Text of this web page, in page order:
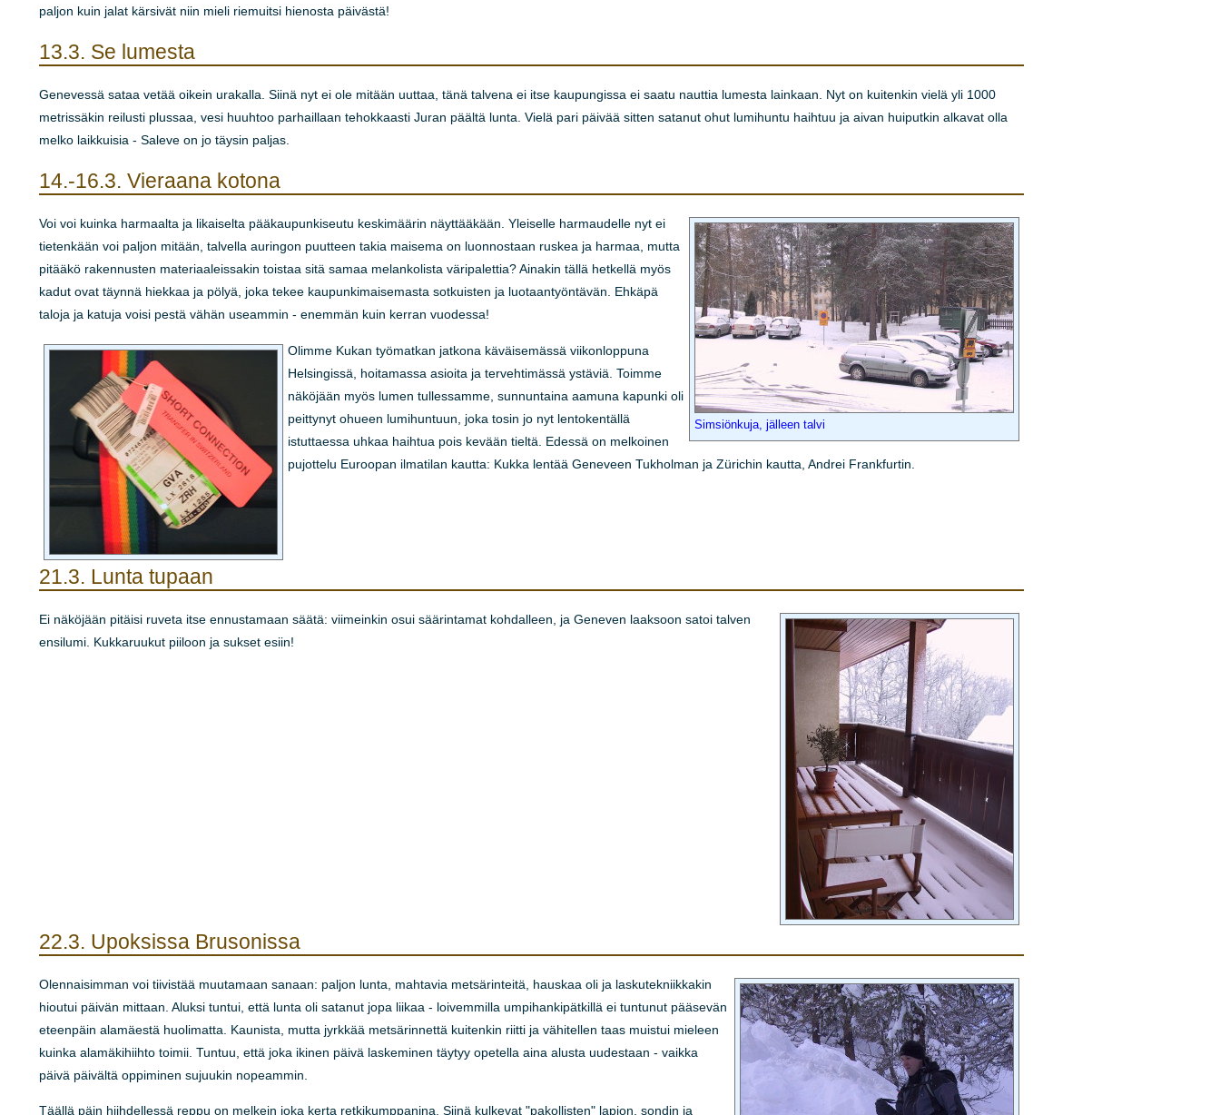
paljon kuin jalat kärsivät niin mieli riemuitsi hienosta päivästä!
13.3. Se lumesta
Genevessä sataa vetää oikein urakalla. Siinä nyt ei ole mitään uuttaa, tänä talvena ei itse kaupungissa ei saatu nauttia lumesta lainkaan. Nyt on kuitenkin vielä yli 1000
metrissäkin reilusti plussaa, vesi huuhtoo parhaillaan tehokkaasti Juran päältä lunta. Vielä pari päivää sitten satanut ohut lumihuntu haihtuu ja aivan huiputkin alkavat olla
melko laikkuisia - Saleve on jo täysin paljas.
14.-16.3. Vieraana kotona
Simsiönkuja, jälleen talvi
Voi voi kuinka harmaalta ja likaiselta pääkaupunkiseutu keskimäärin näyttääkään. Yleiselle harmaudelle nyt ei
tietenkään voi paljon mitään, talvella auringon puutteen takia maisema on luonnostaan ruskea ja harmaa, mutta
pitääkö rakennusten materiaaleissakin toistaa sitä samaa melankolista väripalettia? Ainakin tällä hetkellä myös
kadut ovat täynnä hiekkaa ja pölyä, joka tekee kaupunkimaisemasta sotkuisten ja luotaantyöntävän. Ehkäpä
taloja ja katuja voisi pestä vähän useammin - enemmän kuin kerran vuodessa!
Olimme Kukan työmatkan jatkona käväisemässä viikonloppuna
Helsingissä, hoitamassa asioita ja tervehtimässä ystäviä. Toimme
näköjään myös lumen tullessamme, sunnuntaina aamuna kapunki oli
peittynyt ohueen lumihuntuun, joka tosin jo nyt lentokentällä
istuttaessa uhkaa haihtua pois kevään tieltä. Edessä on melkoinen
pujottelu Euroopan ilmatilan kautta: Kukka lentää Geneveen Tukholman ja Zürichin kautta, Andrei Frankfurtin.
21.3. Lunta tupaan
Ei näköjään pitäisi ruveta itse ennustamaan säätä: viimeinkin osui säärintamat kohdalleen, ja Geneven laaksoon satoi talven
ensilumi. Kukkaruukut piiloon ja sukset esiin!
22.3. Upoksissa Brusonissa
Olennaisimman voi tiivistää muutamaan sanaan: paljon lunta, mahtavia metsärinteitä, hauskaa oli ja laskutekniikkakin
hioutui päivän mittaan. Aluksi tuntui, että lunta oli satanut jopa liikaa - loivemmilla umpihankipätkillä ei tuntunut pääsevän
eteenpäin alamäestä huolimatta. Kaunista, mutta jyrkkää metsärinnettä kuitenkin riitti ja vähitellen taas muistui mieleen
kuinka alamäkihiihto toimii. Tuntuu, että joka ikinen päivä laskeminen täytyy opetella aina alusta uudestaan - vaikka
päivä päivältä oppiminen sujuukin nopeammin.
Täällä päin hiihdellessä reppu on melkein joka kerta retkikumppanina. Siinä kulkevat "pakollisten" lapion, sondin ja